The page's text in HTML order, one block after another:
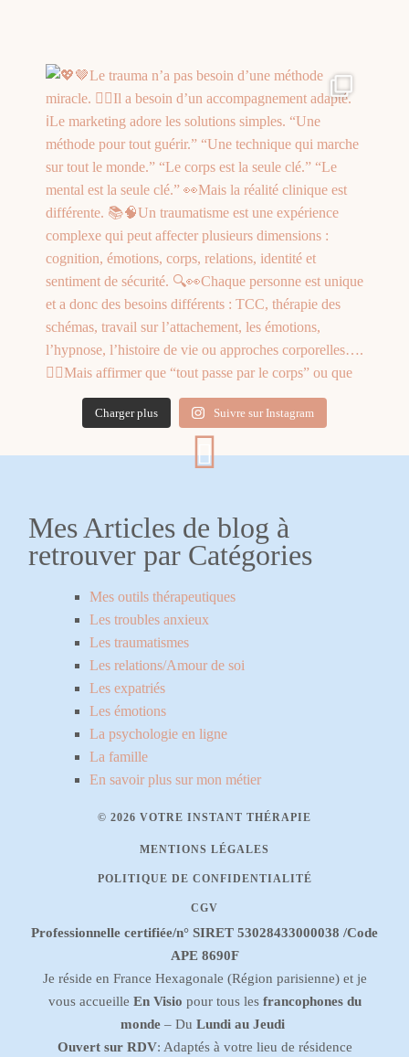
Charger plus Suivre sur Instagram
Mes Articles de blog à
retrouver par Catégories
Mes outils thérapeutiques
Les troubles anxieux
Les traumatismes
Les relations/Amour de soi
Les expatriés
Les émotions
La psychologie en ligne
La famille
En savoir plus sur mon métier
© 2026 VOTRE INSTANT THÉRAPIE
MENTIONS LÉGALES
POLITIQUE DE CONFIDENTIALITÉ
CGV
Professionnelle certifiée/n° SIRET 53028433000038 /Code
APE 8690F
Je réside en France Hexagonale (Région parisienne) et je
vous accueille En Visio pour tous les francophones du
monde – Du Lundi au Jeudi
Ouvert sur RDV: Adaptés à votre lieu de résidence